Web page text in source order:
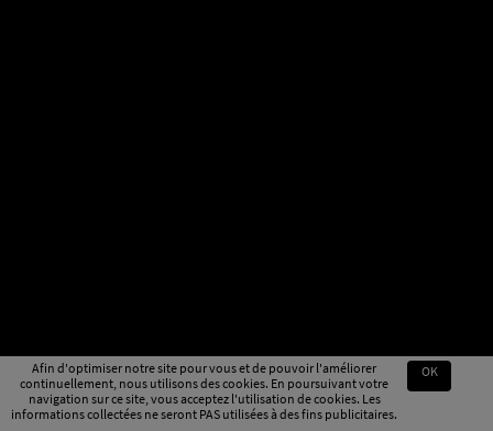
Afin d'optimiser notre site pour vous et de pouvoir l'améliorer
continuellement, nous utilisons des cookies. En poursuivant votre
navigation sur ce site, vous acceptez l'utilisation de cookies. Les
informations collectées ne seront PAS utilisées à des fins publicitaires.
OK